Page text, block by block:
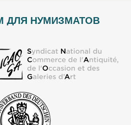
ДЛЯ НУМИЗМАТОВ